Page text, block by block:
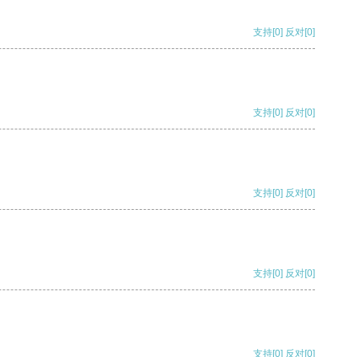
支持[0] 反对[0]
支持[0] 反对[0]
支持[0] 反对[0]
支持[0] 反对[0]
支持[0] 反对[0]